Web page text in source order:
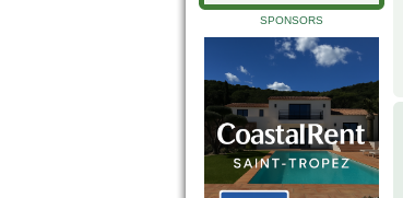
SPONSORS